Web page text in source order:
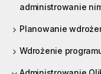
administrowanie
Planowanie
Wdrożenie